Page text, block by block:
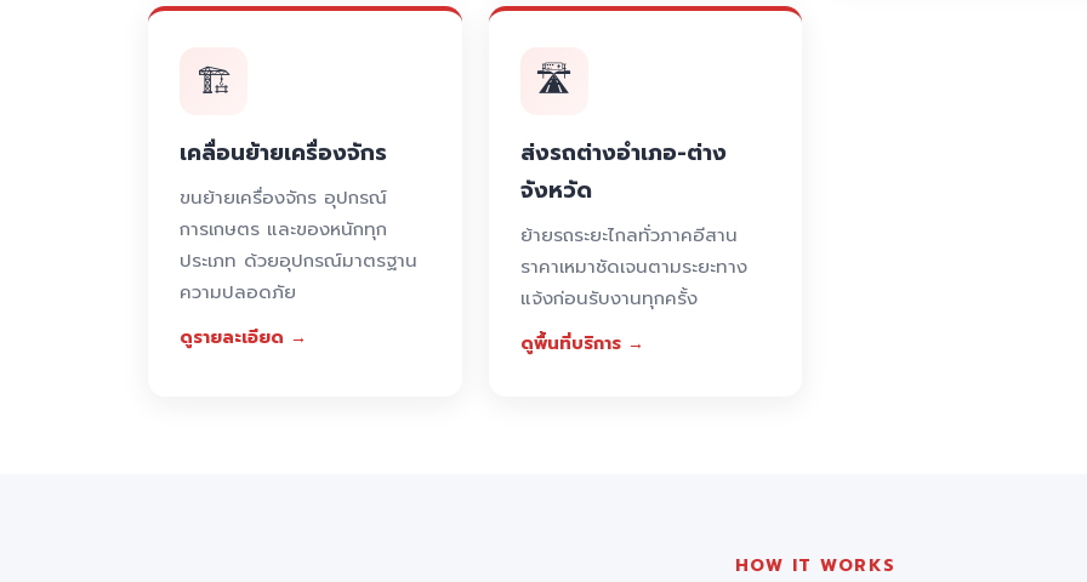
🏗️
เคลื่อนย้ายเครื่องจักร
ขนย้ายเครื่องจักร อุปกรณ์
การเกษตร และของหนักทุก
ประเภท ด้วยอุปกรณ์มาตรฐาน
ความปลอดภัย
ดูรายละเอียด →
🛣️
ส่งรถต่างอำเภอ-ต่าง
จังหวัด
ย้ายรถระยะไกลทั่วภาคอีสาน
ราคาเหมาชัดเจนตามระยะทาง
แจ้งก่อนรับงานทุกครั้ง
ดูพื้นที่บริการ →
HOW IT WORKS